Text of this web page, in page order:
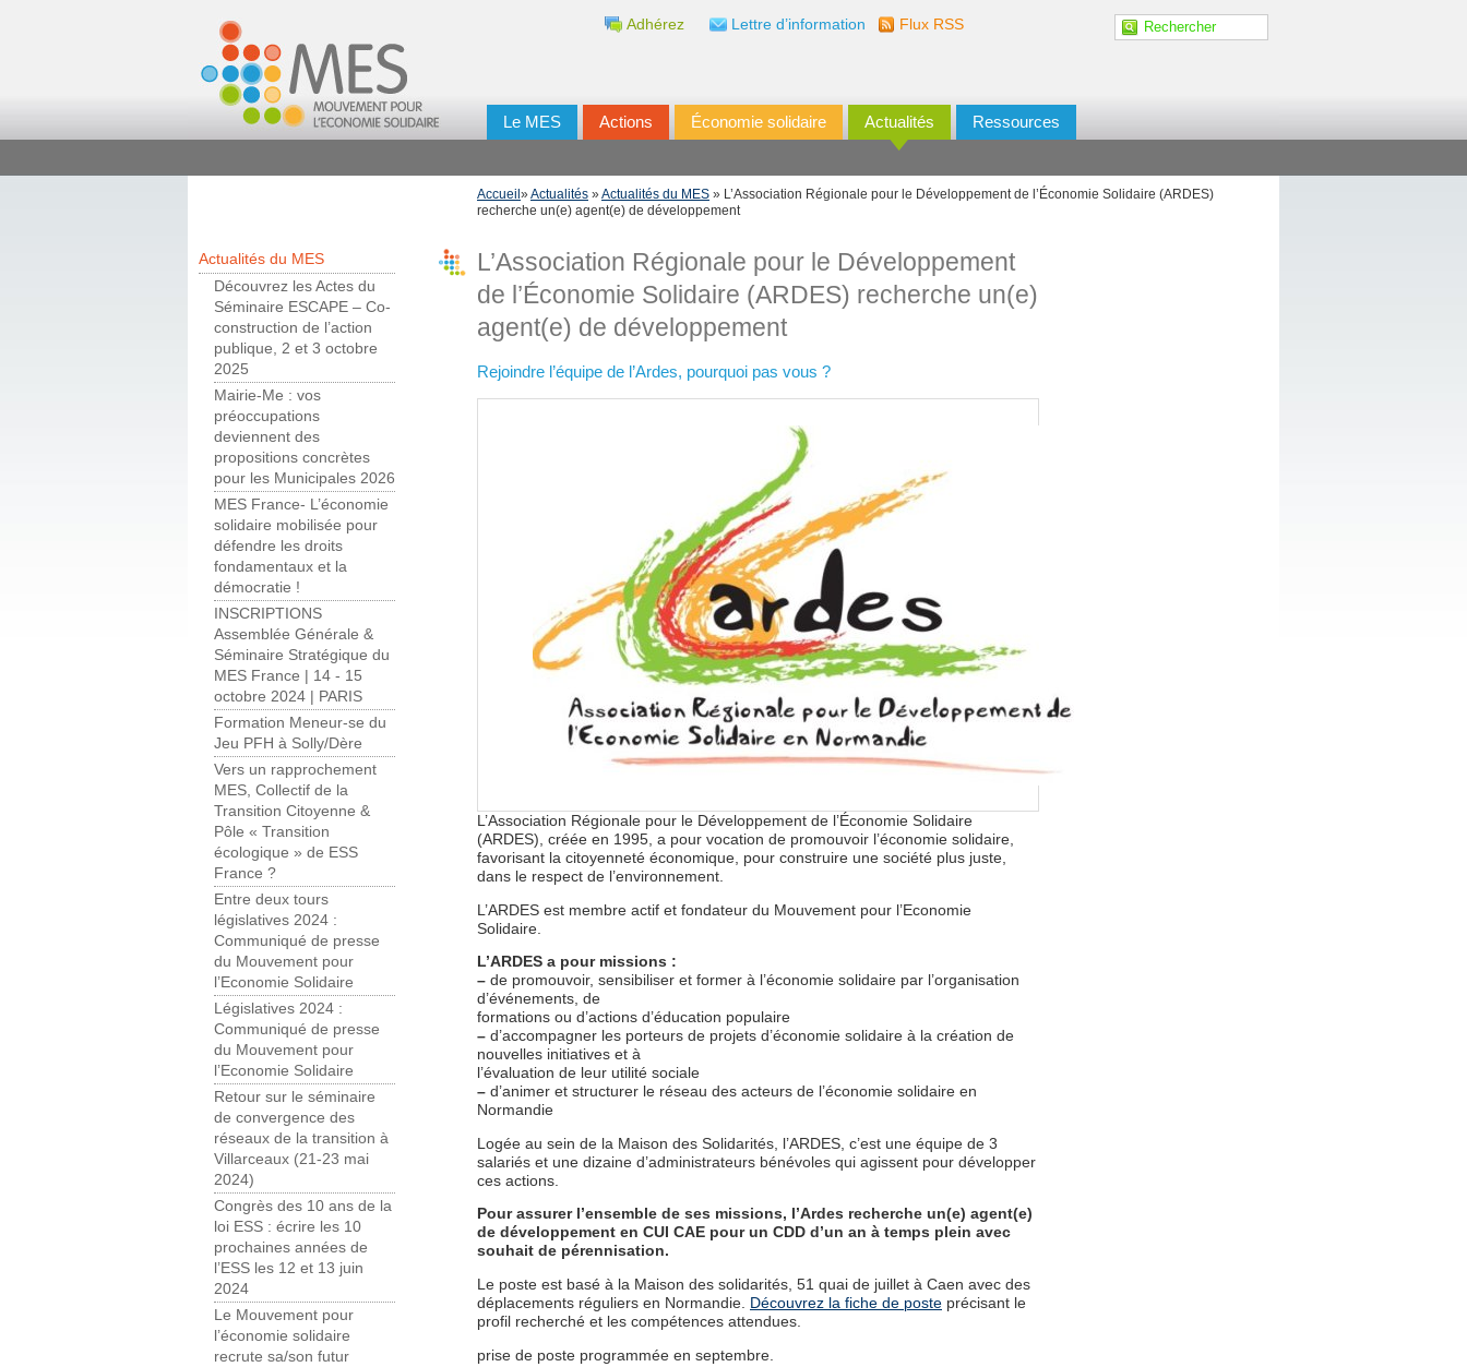
Le MES Actions Économie solidaire Actualités Ressources
Lettre d’information
Adhérez Flux RSS
Accueil »Actualités »Actualités du MES » L’Association Régionale pour le Développement de l’Économie Solidaire (ARDES)
recherche un(e) agent(e) de développement
Actualités du MES
Découvrez les Actes du
Séminaire ESCAPE – Co-
construction de l’action
publique, 2 et 3 octobre
2025
Mairie-Me : vos
préoccupations
deviennent des
propositions concrètes
pour les Municipales 2026
MES France- L’économie
solidaire mobilisée pour
défendre les droits
fondamentaux et la
démocratie !
INSCRIPTIONS
Assemblée Générale &
Séminaire Stratégique du
MES France | 14 - 15
octobre 2024 | PARIS
Formation Meneur-se du
Jeu PFH à Solly/Dère
Vers un rapprochement
MES, Collectif de la
Transition Citoyenne &
Pôle « Transition
écologique » de ESS
France ?
Entre deux tours
législatives 2024 :
Communiqué de presse
du Mouvement pour
l’Economie Solidaire
Législatives 2024 :
Communiqué de presse
du Mouvement pour
l’Economie Solidaire
Retour sur le séminaire
de convergence des
réseaux de la transition à
Villarceaux (21-23 mai
2024)
Congrès des 10 ans de la
loi ESS : écrire les 10
prochaines années de
l’ESS les 12 et 13 juin
2024
Le Mouvement pour
l’économie solidaire
recrute sa/son futur
L’Association Régionale pour le Développement
de l’Économie Solidaire (ARDES) recherche un(e)
agent(e) de développement
Rejoindre l’équipe de l’Ardes, pourquoi pas vous ?
L’Association Régionale pour le Développement de l’Économie Solidaire
(ARDES), créée en 1995, a pour vocation de promouvoir l’économie solidaire,
favorisant la citoyenneté économique, pour construire une société plus juste,
dans le respect de l’environnement.
L’ARDES est membre actif et fondateur du Mouvement pour l’Economie
Solidaire.
L’ARDES a pour missions :
– de promouvoir, sensibiliser et former à l’économie solidaire par l’organisation
d’événements, de
formations ou d’actions d’éducation populaire
– d’accompagner les porteurs de projets d’économie solidaire à la création de
nouvelles initiatives et à
l’évaluation de leur utilité sociale
– d’animer et structurer le réseau des acteurs de l’économie solidaire en
Normandie
Logée au sein de la Maison des Solidarités, l’ARDES, c’est une équipe de 3
salariés et une dizaine d’administrateurs bénévoles qui agissent pour développer
ces actions.
Pour assurer l’ensemble de ses missions, l’Ardes recherche un(e) agent(e)
de développement en CUI CAE pour un CDD d’un an à temps plein avec
souhait de pérennisation.
Le poste est basé à la Maison des solidarités, 51 quai de juillet à Caen avec des
déplacements réguliers en Normandie. Découvrez la fiche de poste précisant le
profil recherché et les compétences attendues.
prise de poste programmée en septembre.